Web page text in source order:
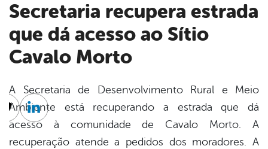
Secretaria recupera estrada
que dá acesso ao Sítio
Cavalo Morto
A Secretaria de Desenvolvimento Rural e Meio
Ambiente está recuperando a estrada que dá
acesso à comunidade de Cavalo Morto. A
recuperação atende a pedidos dos moradores. A
TwitterLinkedin